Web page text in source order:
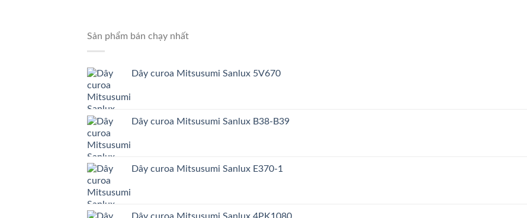
Sản phẩm bán chạy nhất
Dây curoa Mitsusumi Sanlux 5V670
Dây curoa Mitsusumi Sanlux B38-B39
Dây curoa Mitsusumi Sanlux E370-1
Dây curoa Mitsusumi Sanlux 4PK1080